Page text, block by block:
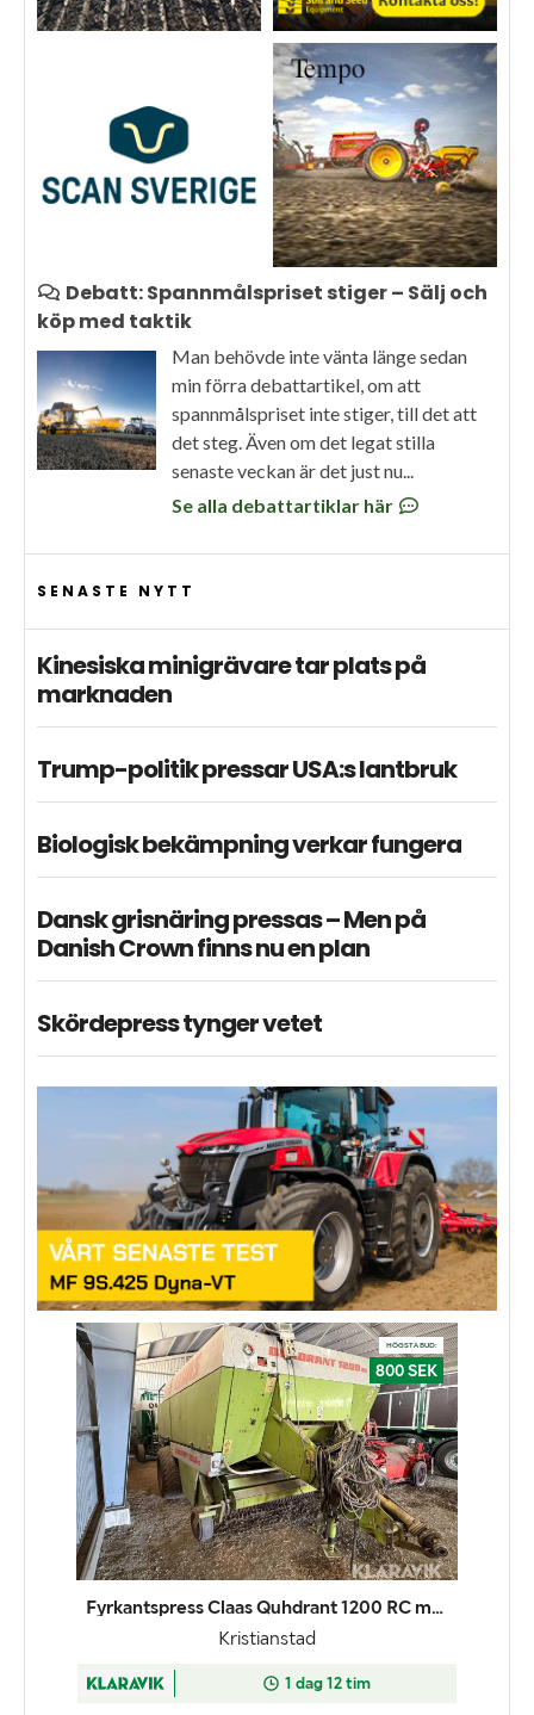
Debatt: Spannmålspriset stiger – Sälj och
köp med taktik
Man behövde inte vänta länge sedan
min förra debattartikel, om att
spannmålspriset inte stiger, till det att
det steg. Även om det legat stilla
senaste veckan är det just nu...
Se alla debattartiklar här
SENASTE NYTT
Kinesiska minigrävare tar plats på
marknaden
Trump-politik pressar USA:s lantbruk
Biologisk bekämpning verkar fungera
Dansk grisnäring pressas – Men på
Danish Crown finns nu en plan
Skördepress tynger vetet